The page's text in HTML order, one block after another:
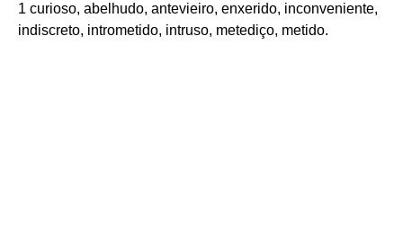
1 curioso, abelhudo, antevieiro, enxerido, inconveniente,
indiscreto, intrometido, intruso, metediço, metido.